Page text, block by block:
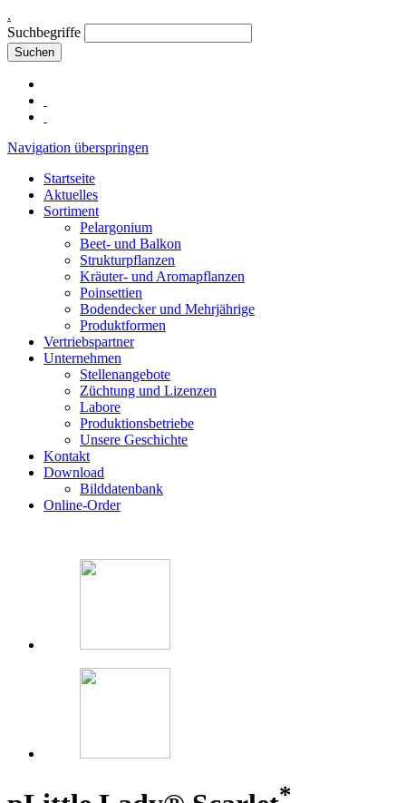
.
Suchbegriffe
Suchen
Navigation überspringen
Startseite
Aktuelles
Sortiment
Pelargonium
Beet- und Balkon
Strukturpflanzen
Kräuter- und Aromapflanzen
Poinsettien
Bodendecker und Mehrjährige
Produktformen
Vertriebspartner
Unternehmen
Stellenangebote
Züchtung und Lizenzen
Labore
Produktionsbetriebe
Unsere Geschichte
Kontakt
Download
Bilddatenbank
Online-Order
*